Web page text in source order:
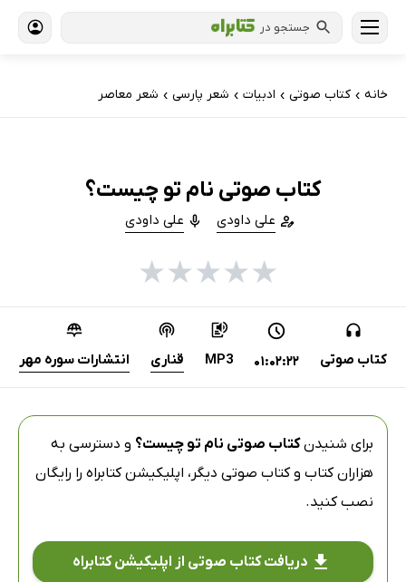
جستجو در
خانه › کتاب‌ صوتی › ادبیات › شعر پارسی › شعر معاصر
کتاب صوتی نام تو چیست؟
علی داودی علی داودی
★
★
★
★
★
کتاب صوتی 01:02:22
MP3 قناری انتشارات سوره مهر
برای شنیدنکتاب صوتی نام تو چیست؟ و دسترسی به
هزاران کتاب و کتاب صوتی دیگر، اپلیکیشن کتابراه را رایگان
نصب کنید.
دریافت کتاب صوتی از اپلیکیشن کتابراه